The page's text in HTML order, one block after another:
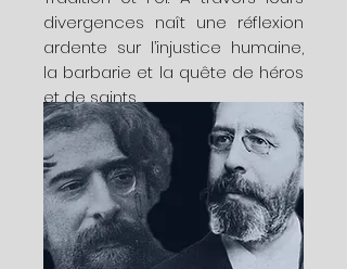
divergences naît une réflexion
ardente sur l’injustice humaine,
la barbarie et la quête de héros
et de saints.